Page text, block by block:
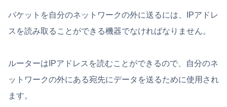
パケットを自分のネットワークの外に送るには、IPアドレ
スを読み取ることができる機器でなければなりません。
ルーターはIPアドレスを読むことができるので、自分のネ
ットワークの外にある宛先にデータを送るために使用され
ます。